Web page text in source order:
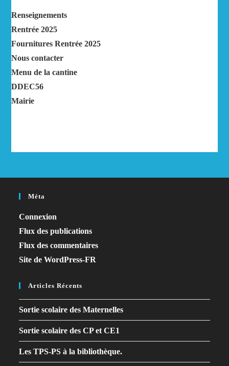
Renseignements
Rentrée 2025
Fournitures Rentrée 2025
Nous contacter
Menu de la cantine
DDEC56
Mairie
Méta
Connexion
Flux des publications
Flux des commentaires
Site de WordPress-FR
Articles Récents
Sortie scolaire des Maternelles
Sortie scolaire des CP et CE1
Les TPS-PS à la bibliothèque.